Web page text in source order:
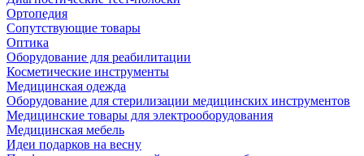
Ортопедия
Сопутствующие товары
Оптика
Оборудование для реабилитации
Косметические инструменты
Медицинская одежда
Оборудование для стерилизации медицинских инструментов
Медицинские товары для электрооборудования
Медицинская мебель
Идеи подарков на весну